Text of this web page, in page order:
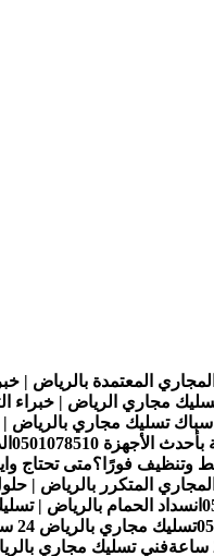
المعتمدة بالرياض | خبراء
مجاري الرياض | خبراء التسليك
تسليك مجاري بالرياض | خدمة
0501078510
وتنظيف فورًا؟متى تحتاج
المتكرر بالرياض |
انسداد الحمام بالرياض | تسليك